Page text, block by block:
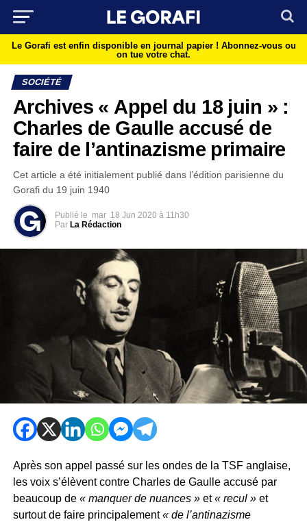
Le Gorafi est enfin disponible en journal papier ! Abonnez-vous ou
on tue votre chat.
SOCIÉTÉ
Archives « Appel du 18 juin » :
Charles de Gaulle accusé de
faire de l’antinazisme primaire
Cet article a été initialement publié dans l’édition parisienne du
Gorafi du 19 juin 1940
Publié le mar 18 Jun 2020 à 11h30
Par La Rédaction
Après son appel passé sur les ondes de la TSF anglaise,
les voix s’élèvent contre Charles de Gaulle accusé par
beaucoup de « manquer de nuances » et« recul » et
surtout de faire principalement« de l’antinazisme